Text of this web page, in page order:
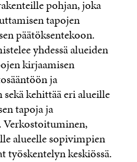
pohjan, joka
tapojen
päätöksentekoon.
yhdessä alueiden
kirjaamisen
ja
kehittää eri alueille
tapoja ja
alueelle sopivimpien
työskentelyn keskiössä.